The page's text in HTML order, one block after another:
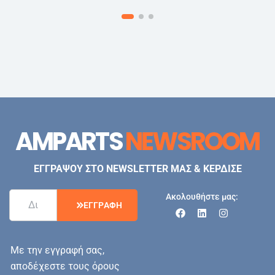
AMPARTSNEWSROOM
ΕΓΓΡΑΨΟΥ ΣΤΟ NEWSLETTER ΜΑΣ & ΚΕΡΔΙΣΕ
ΕΓΓΡΑΦΗ
Με την εγγραφή σας,
αποδέχεστε τους όρους
Ακολουθήστε μας: